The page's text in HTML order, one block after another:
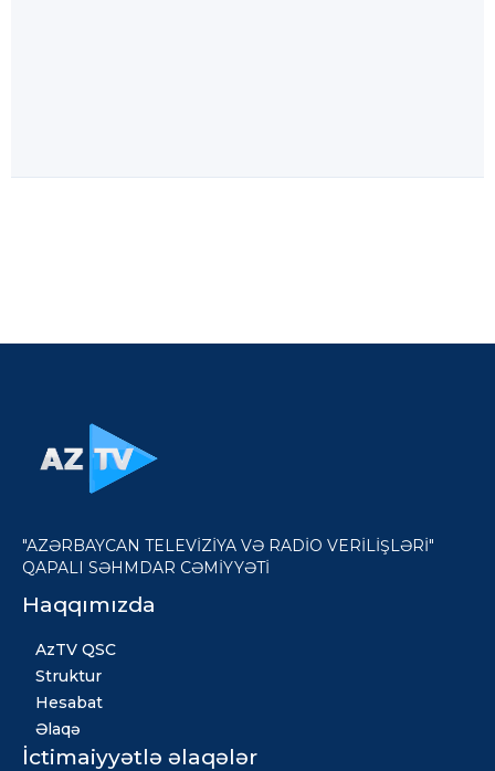
"AZƏRBAYCAN TELEVİZİYA VƏ RADİO VERİLİŞLƏRİ"
QAPALI SƏHMDAR CƏMİYYƏTİ
Haqqımızda
AzTV QSC
Struktur
Hesabat
Əlaqə
İctimaiyyətlə əlaqələr